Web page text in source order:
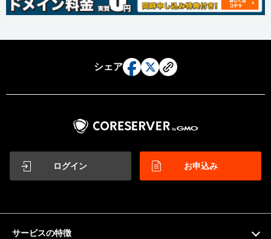
シェア
ログイン お申込み
サービスの特徴